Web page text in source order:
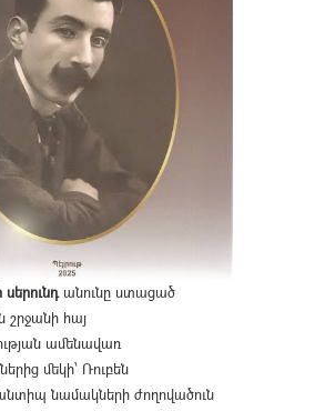
անունը ստացած
շրջանի հայ
ամենավառ
մեկի՝ Ռուբեն
նամակների ժողովածուն